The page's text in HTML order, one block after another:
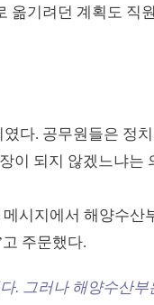
기려던 계획도 직
다. 공무원들은 정
이 되지 않겠느냐는
시지에서 해양수산
주문했다.
. 그러나 해양수산